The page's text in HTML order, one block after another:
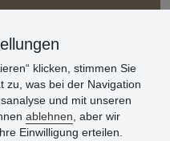
klicken, stimmen Sie
zu, was bei der Navigation
und mit unseren
ablehnen , aber wir
Einwilligung erteilen.